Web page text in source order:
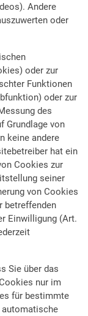
Andere
oder
oder zur
Funktionen
oder zur
des
Grundlage von
keine andere
hat ein
Cookies zur
seiner
von Cookies
betreffenden
Einwilligung (Art.
Sie über das
nur im
für bestimmte
automatische